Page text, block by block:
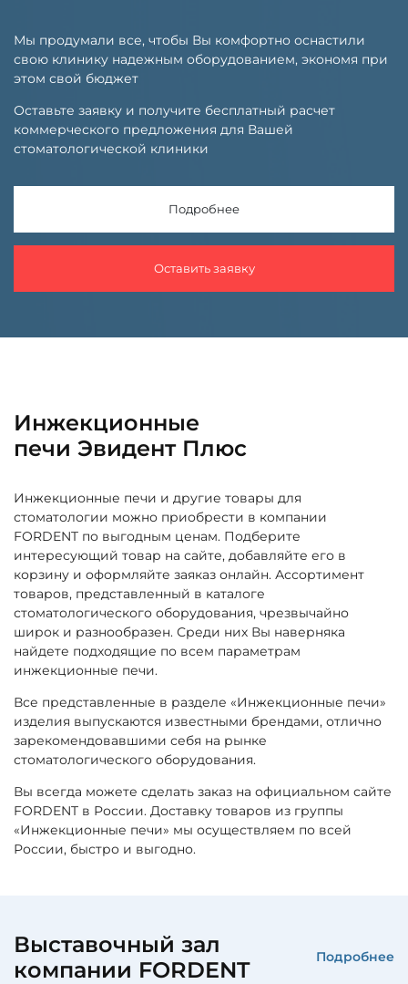
Мы продумали все, чтобы Вы комфортно оснастили
свою клинику надежным оборудованием, экономя при
этом свой бюджет
Оставьте заявку и получите бесплатный расчет
коммерческого предложения для Вашей
стоматологической клиники
Подробнее
Оставить заявку
Инжекционные
печи Эвидент Плюс
Инжекционные печи и другие товары для
стоматологии можно приобрести в компании
FORDENT по выгодным ценам. Подберите
интересующий товар на сайте, добавляйте его в
корзину и оформляйте заяказ онлайн. Ассортимент
товаров, представленный в каталоге
стоматологического оборудования, чрезвычайно
широк и разнообразен. Среди них Вы наверняка
найдете подходящие по всем параметрам
инжекционные печи.
Все представленные в разделе «Инжекционные печи»
изделия выпускаются известными брендами, отлично
зарекомендовавшими себя на рынке
стоматологического оборудования.
Вы всегда можете сделать заказ на официальном сайте
FORDENT в России. Доставку товаров из группы
«Инжекционные печи» мы осуществляем по всей
России, быстро и выгодно.
Выставочный зал
компании FORDENT
Подробнее